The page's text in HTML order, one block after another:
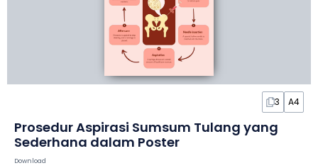
3 A4
Prosedur Aspirasi Sumsum Tulang yang
Sederhana dalam Poster
Download